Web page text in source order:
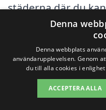
städerna där du
Karlshamn
Korsberga
Denna
Denna webbplats
användarupplevelsen. Genom
du till alla cookies i
ACCEPTERA ALLA